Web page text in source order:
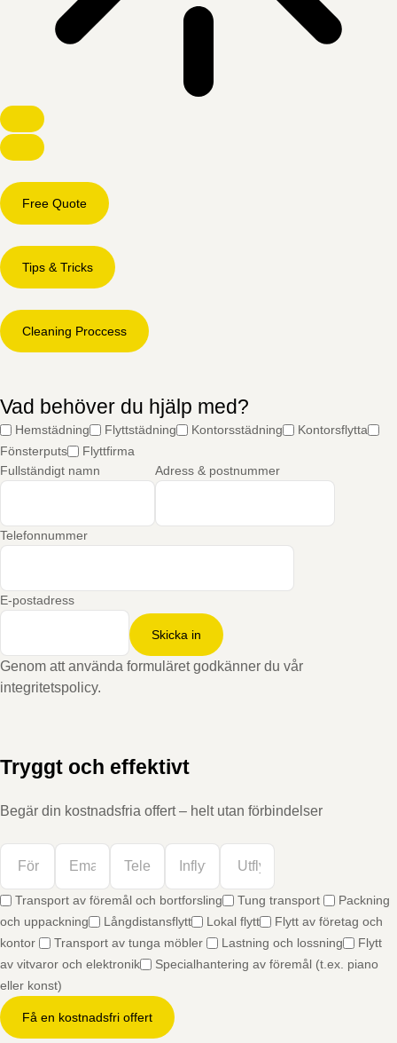
Free Quote
Tips & Tricks
Cleaning Proccess
Vad behöver du hjälp med?
Hemstädning Flyttstädning Kontorsstädning
Kontorsflytta
Fönsterputs
Flyttfirma
Fullständigt namn
Adress & postnummer
Telefonnummer
E-postadress
Skicka in
Genom att använda formuläret godkänner du vår
integritetspolicy.
Tryggt och effektivt
Begär din kostnadsfria offert – helt utan förbindelser
Transport av föremål och bortforsling Tung transport
Packning
och uppackning
Långdistansflytt Lokal flytt
Flytt av företag och
kontor
Transport av tunga möbler Lastning och lossning
Flytt
av vitvaror och elektronik
Specialhantering av föremål (t.ex. piano
eller konst)
Få en kostnadsfri offert